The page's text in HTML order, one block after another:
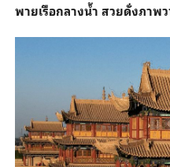
พายเรือกลางน้ำ สวยดั่งภาพ